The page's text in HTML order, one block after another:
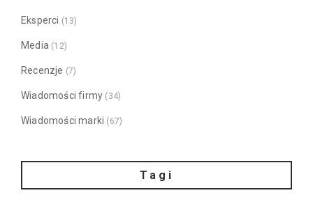
Eksperci (13)
Media (12)
Recenzje (7)
Wiadomości firmy (34)
Wiadomości marki (67)
Tagi